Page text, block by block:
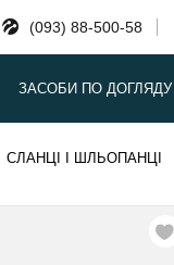
(093) 88-500-58
ЗАСОБИ ПО ДОГЛЯДУ
СЛАНЦІ І ШЛЬОПАНЦІ